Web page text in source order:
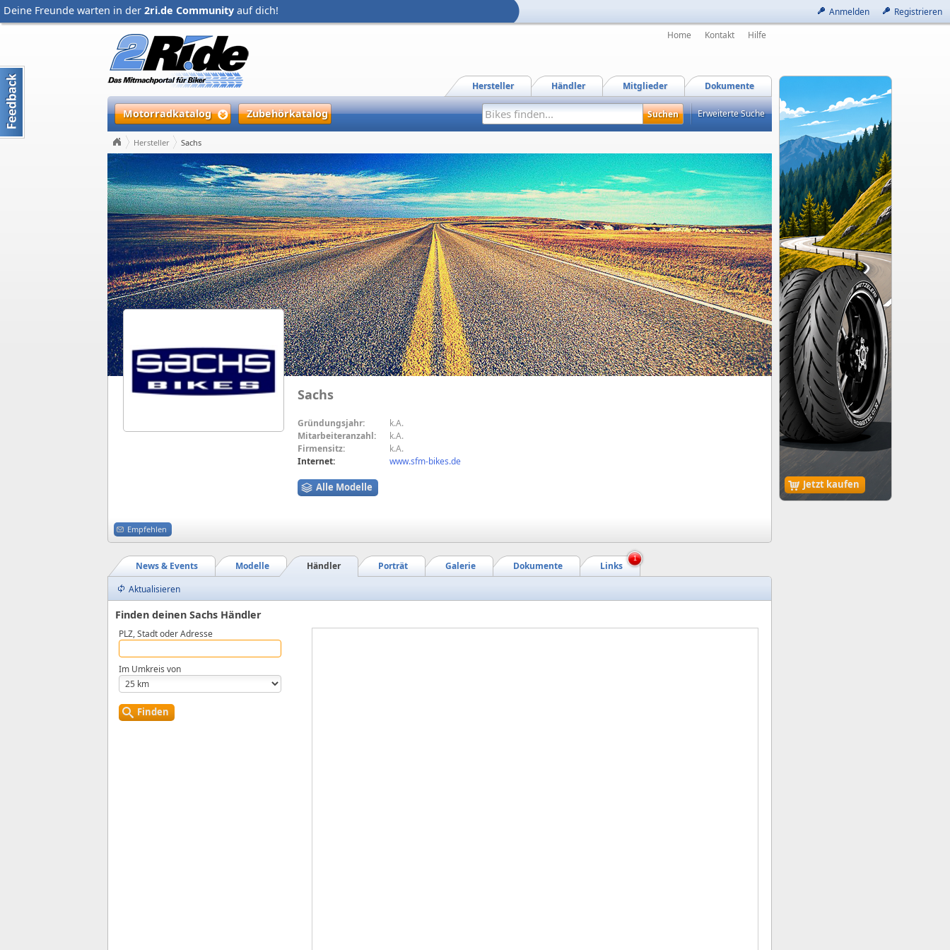
Anmelden Registrieren
Deine Freunde warten in der 2ri.de Community auf dich!
Jetzt kaufen
Home Kontakt Hilfe
Dokumente
Mitglieder
Händler
Hersteller
Motorradkatalog Zubehörkatalog Erweiterte Suche
Hersteller Sachs
Sachs
Gründungsjahr:
k.A.
Mitarbeiteranzahl:
k.A.
Firmensitz:
k.A.
Internet:
www.sfm-bikes.de
Alle Modelle
Empfehlen
Links
Dokumente
Galerie
Porträt
Händler
Modelle
News & Events
1
Aktualisieren
Finden deinen Sachs Händler
PLZ, Stadt oder Adresse
Im Umkreis von
Finden